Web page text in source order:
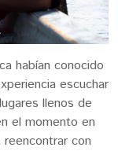
habían conocido
escuchar
llenos de
el momento en
con